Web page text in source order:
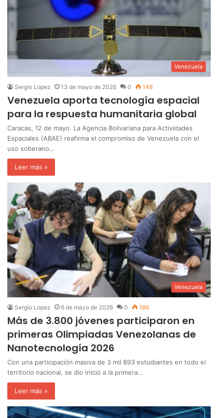
Venezuela
Sergio Lopez 13 de mayo de 2026 0 148
Venezuela aporta tecnología espacial
para la respuesta humanitaria global
Caracas, 12 de mayo. La Agencia Bolivariana para Actividades
Espaciales (ABAE) reafirma el compromiso de Venezuela con el
uso soberano…
Leer más »
Venezuela
Sergio Lopez 6 de mayo de 2026 0 189
Más de 3.800 jóvenes participaron en
primeras Olimpiadas Venezolanas de
Nanotecnología 2026
Con una participación masiva de 3 mil 893 estudiantes en todo el
territorio nacional, se dio inicio a la primera…
Leer más »